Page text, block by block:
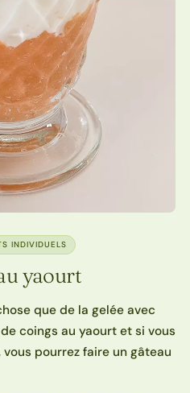
INDIVIDUELS
yaourt
que de la gelée avec
coings au yaourt et si vous
pourrez faire un gâteau